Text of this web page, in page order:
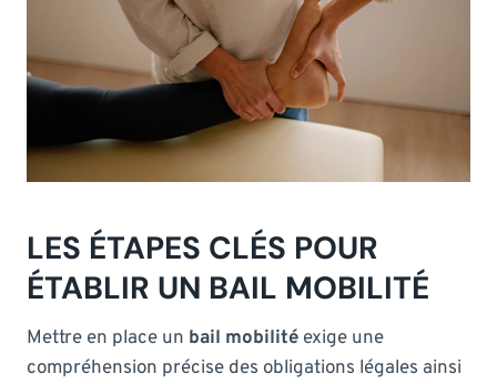
LES ÉTAPES CLÉS POUR
ÉTABLIR UN BAIL MOBILITÉ
Mettre en place un bail mobilité exige une
compréhension précise des obligations légales ainsi